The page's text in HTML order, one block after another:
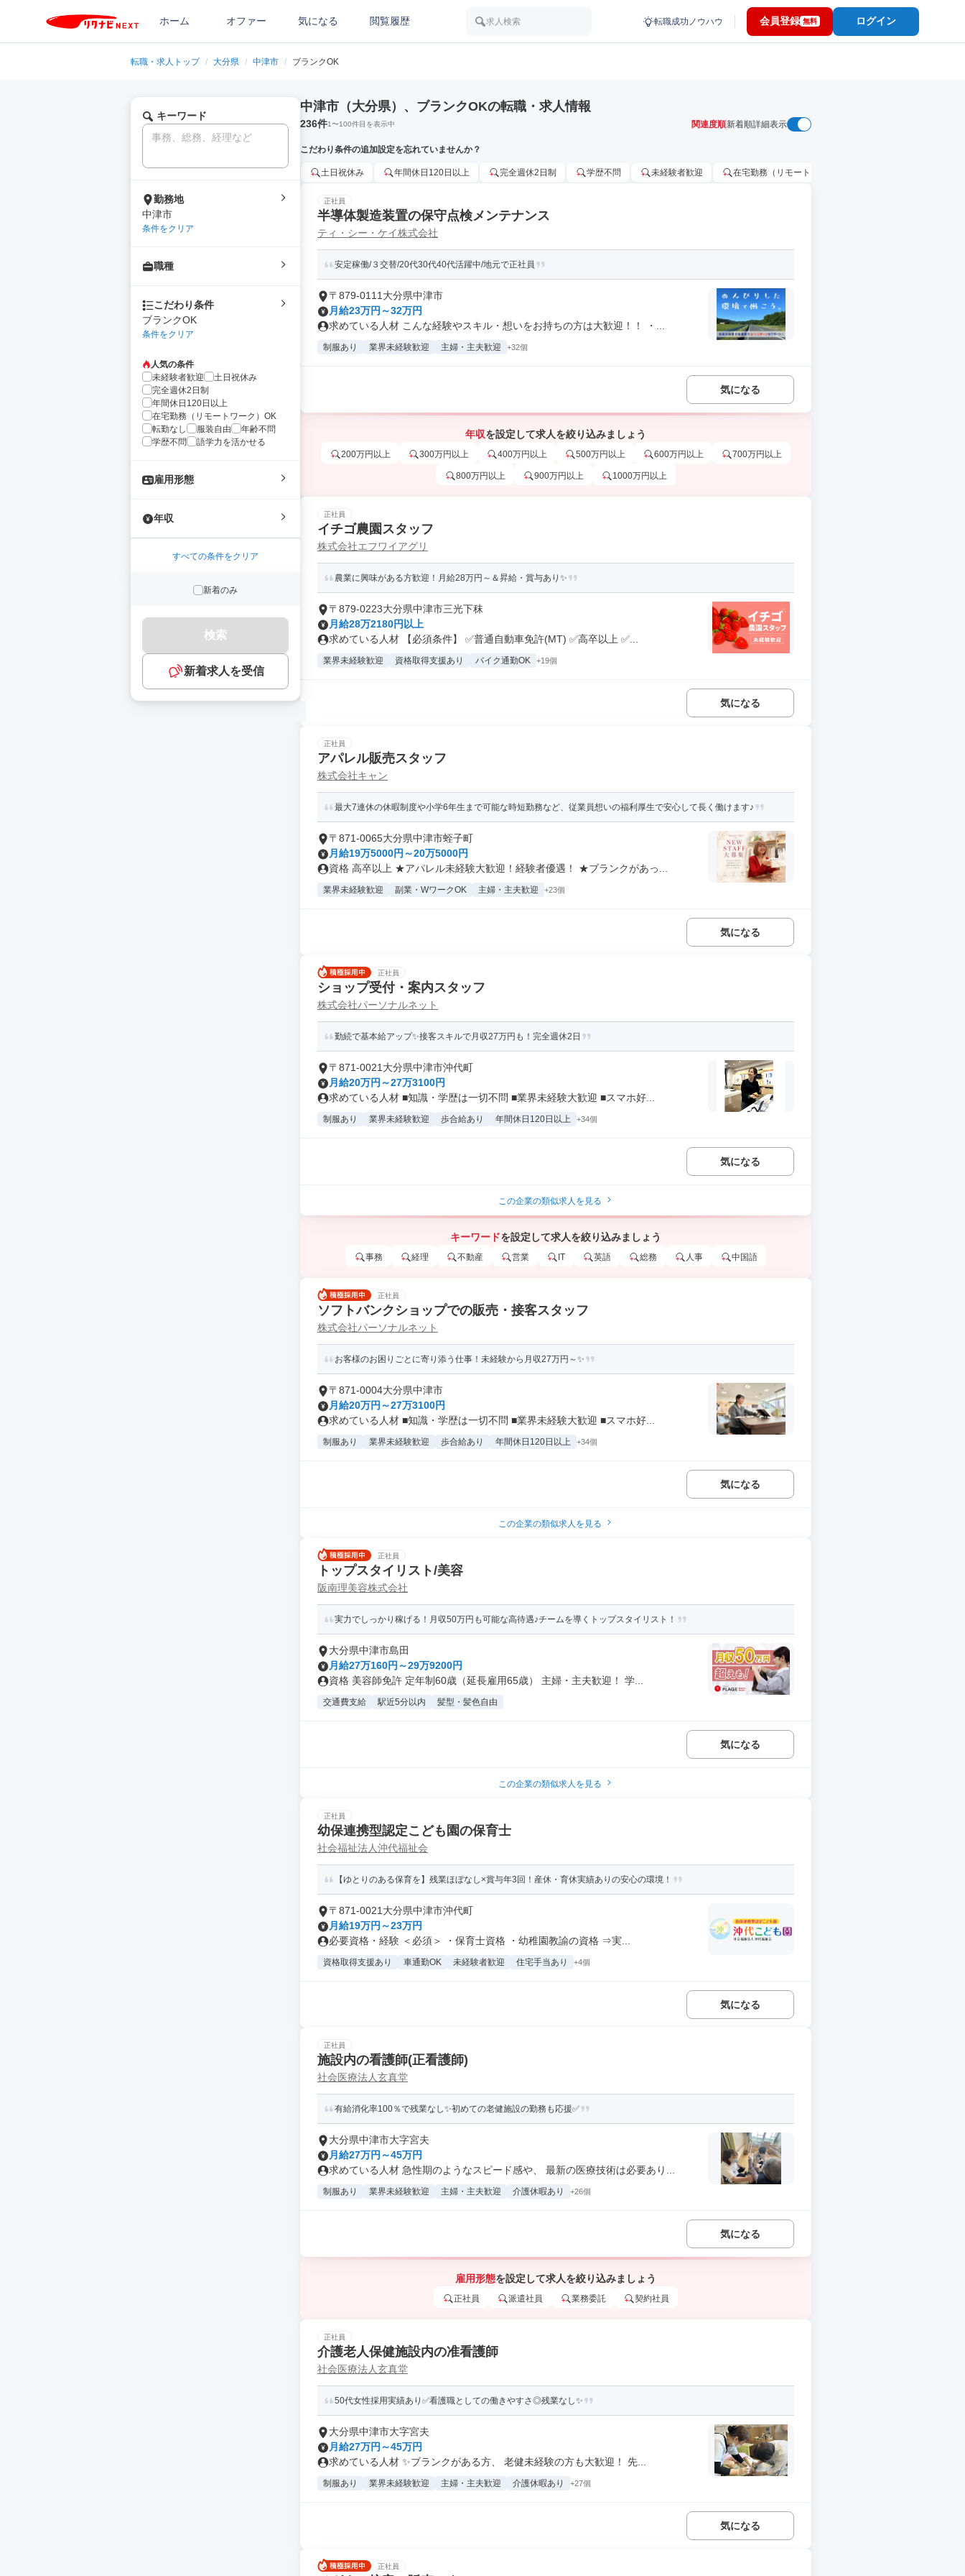
ホーム オファー 気になる 閲覧履歴 求人検索 転職成功ノウハウ 会員登録 無料 ログイン
転職・求人トップ / 大分県 / 中津市 / ブランクOK
キーワード
勤務地
中津市
条件をクリア
職種
こだわり条件
ブランクOK
条件をクリア
人気の条件
未経験者歓迎
土日祝休み
完全週休2日制
年間休日120日以上
在宅勤務（リモートワーク）OK
転勤なし
服装自由
年齢不問
学歴不問
語学力を活かせる
雇用形態
年収
すべての条件をクリア
新着のみ
検索
新着求人を受信
中津市（大分県）、ブランクOKの転職・求人情報
236件1〜100件目を表示中 関連度順新着順詳細表示
こだわり条件の追加設定を忘れていませんか？
土日祝休み 年間休日120日以上 完全週休2日制 学歴不問 未経験者歓迎 在宅勤務（リモートワーク）OK
正社員
半導体製造装置の保守点検メンテナンス
ティ・シー・ケイ株式会社
安定稼働/３交替/20代30代40代活躍中/地元で正社員
〒879-0111大分県中津市
月給23万円～32万円
求めている人材 こんな経験やスキル・想いをお持ちの方は大歓迎！！ ・...
制服あり 業界未経験歓迎 主婦・主夫歓迎 +32個
気になる
年収を設定して求人を絞り込みましょう
200万円以上 300万円以上 400万円以上 500万円以上 600万円以上 700万円以上
800万円以上 900万円以上 1000万円以上
正社員
イチゴ農園スタッフ
株式会社エフワイアグリ
農業に興味がある方歓迎！月給28万円～＆昇給・賞与あり✨
〒879-0223大分県中津市三光下秣
月給28万2180円以上
求めている人材 【必須条件】 ✅普通自動車免許(MT) ✅高卒以上 ✅...
業界未経験歓迎 資格取得支援あり バイク通勤OK +19個
気になる
正社員
アパレル販売スタッフ
株式会社キャン
最大7連休の休暇制度や小学6年生まで可能な時短勤務など、従業員想いの福利厚生で安心して長く働けます♪
〒871-0065大分県中津市蛭子町
月給19万5000円～20万5000円
資格 高卒以上 ★アパレル未経験大歓迎！経験者優遇！ ★ブランクがあっ...
業界未経験歓迎 副業・WワークOK 主婦・主夫歓迎 +23個
気になる
正社員
ショップ受付・案内スタッフ
株式会社パーソナルネット
勤続で基本給アップ✨接客スキルで月収27万円も！完全週休2日
〒871-0021大分県中津市沖代町
月給20万円～27万3100円
求めている人材 ■知識・学歴は一切不問 ■業界未経験大歓迎 ■スマホ好...
制服あり 業界未経験歓迎 歩合給あり 年間休日120日以上 +34個
気になる
この企業の類似求人を見る
キーワードを設定して求人を絞り込みましょう
事務 経理 不動産 営業 IT 英語 総務 人事 中国語
正社員
ソフトバンクショップでの販売・接客スタッフ
株式会社パーソナルネット
お客様のお困りごとに寄り添う仕事！未経験から月収27万円～✨
〒871-0004大分県中津市
月給20万円～27万3100円
求めている人材 ■知識・学歴は一切不問 ■業界未経験大歓迎 ■スマホ好...
制服あり 業界未経験歓迎 歩合給あり 年間休日120日以上 +34個
気になる
この企業の類似求人を見る
正社員
トップスタイリスト/美容
阪南理美容株式会社
実力でしっかり稼げる！月収50万円も可能な高待遇♪チームを導くトップスタイリスト！
大分県中津市島田
月給27万160円～29万9200円
資格 美容師免許 定年制60歳（延長雇用65歳） 主婦・主夫歓迎！ 学...
交通費支給 駅近5分以内 髪型・髪色自由
気になる
この企業の類似求人を見る
正社員
幼保連携型認定こども園の保育士
社会福祉法人沖代福祉会
【ゆとりのある保育を】残業ほぼなし×賞与年3回！産休・育休実績ありの安心の環境！
〒871-0021大分県中津市沖代町
月給19万円～23万円
必要資格・経験 ＜必須＞ ・保育士資格 ・幼稚園教諭の資格 ⇒実...
資格取得支援あり 車通勤OK 未経験者歓迎 住宅手当あり +4個
気になる
正社員
施設内の看護師(正看護師)
社会医療法人玄真堂
有給消化率100％で残業なし✨初めての老健施設の勤務も応援✅
大分県中津市大字宮夫
月給27万円～45万円
求めている人材 急性期のようなスピード感や、 最新の医療技術は必要あり...
制服あり 業界未経験歓迎 主婦・主夫歓迎 介護休暇あり +26個
気になる
雇用形態を設定して求人を絞り込みましょう
正社員 派遣社員 業務委託 契約社員
正社員
介護老人保健施設内の准看護師
社会医療法人玄真堂
50代女性採用実績あり✅看護職としての働きやすさ◎残業なし✨
大分県中津市大字宮夫
月給27万円～45万円
求めている人材 ✨ブランクがある方、 老健未経験の方も大歓迎！ 先...
制服あり 業界未経験歓迎 主婦・主夫歓迎 介護休暇あり +27個
気になる
正社員